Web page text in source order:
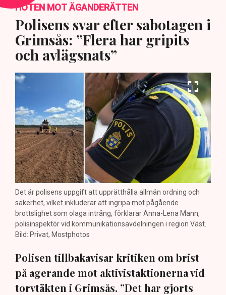
HOTEN MOT ÄGANDERÄTTEN
Polisens svar efter sabotagen i
Grimsås: ”Flera har gripits
och avlägsnats”
Det är polisens uppgift att upprätthålla allmän ordning och
säkerhet, vilket inkluderar att ingripa mot pågående
brottslighet som olaga intrång, förklarar Anna-Lena Mann,
polisinspektör vid kommunikationsavdelningen i region Väst.
Bild: Privat, Mostphotos
Polisen tillbakavisar kritiken om brist
på agerande mot aktivistaktionerna vid
torvtäkten i Grimsås. ”Det har gjorts